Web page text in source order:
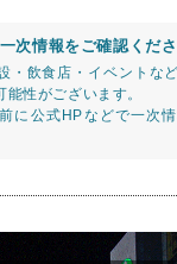
次情報をご確認くだ
・飲食店・イベントな
性がございます。
に公式HPなどで一次